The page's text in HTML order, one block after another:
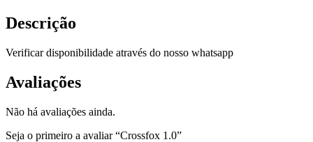
Descrição
Verificar disponibilidade através do nosso whatsapp
Avaliações
Não há avaliações ainda.
Seja o primeiro a avaliar “Crossfox 1.0”